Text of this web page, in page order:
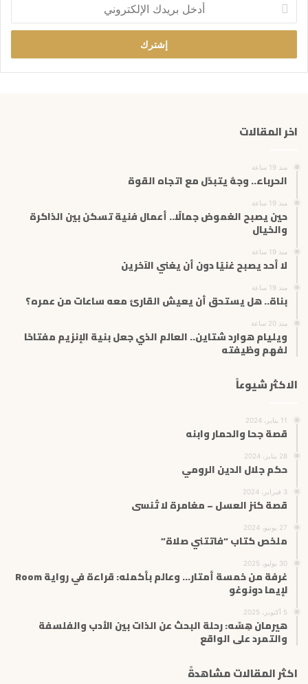
خ
ب
ر
ت
اخر المقالات
منذ 19 ساعة
الحرباء.. وجهٌ يتبدّل مع اتجاه القوة
منذ 19 ساعة
حين يصبح الغموض جمالًا.. أعمال فنية تسكن بين الذاكرة
والخيال
منذ 19 ساعة
لا أحد يصبح غنيًا دون أن يغني الآخرين
منذ 19 ساعة
بناة.. هل يستحق أن يعيش القارئ معه ساعات من عمره؟
منذ 20 ساعة
ويليام هوارد شتاين.. العالم الذي جعل بنية الإنزيم مفتاحًا
لفهم وظيفته
الاكثر شيوعاً
11 يناير، 2024
قصة جحا والحمار وابنه
28 يناير، 2024
حكم جلال الدين الرومي
3 فبراير، 2024
قصة كنز العسل – مغامرة لا تُنسى
27 يونيو، 2024
ملخص كتاب “فاتتني صلاة”
30 يوليو، 2025
غرفة من خمسة أمتار… وعالم بأكمله: قراءة في رواية Room
لإيما دونوغو
5 أكتوبر، 2025
هيرمان هِسّه: رحلة البحث عن الذات بين الأدب والفلسفة
والتمرد على الواقع
اكثر المقالات مشاهدةً